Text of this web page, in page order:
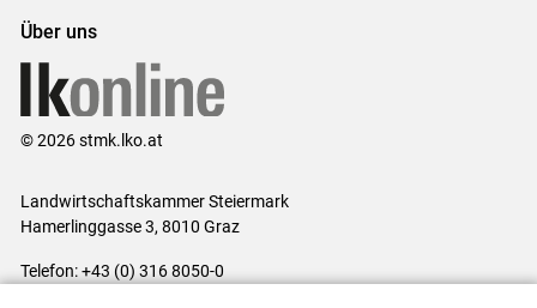
Über uns
© 2026 stmk.lko.at
Landwirtschaftskammer Steiermark
Hamerlinggasse 3, 8010 Graz
Telefon: +43 (0) 316 8050-0